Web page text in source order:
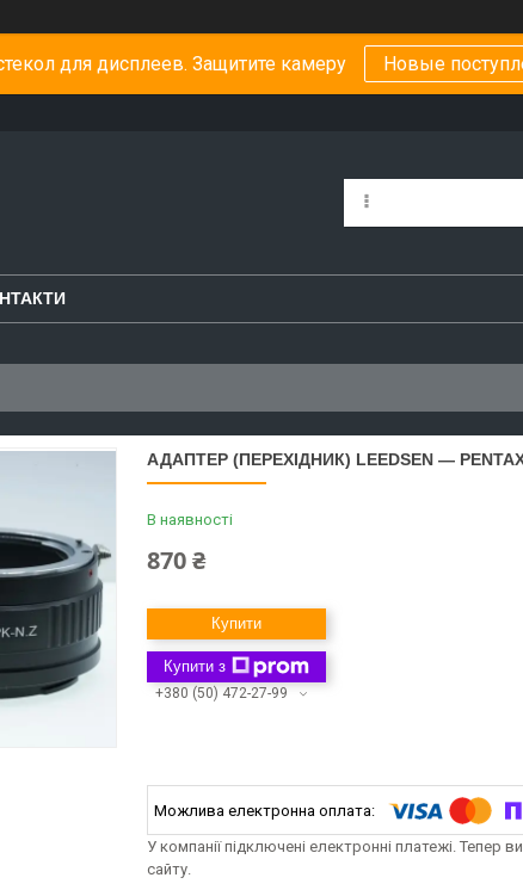
для дисплеев. Защитите камеру Новые
АДАПТЕР (ПЕРЕХІДНИК) LEEDSEN —
В наявності
870 ₴
Купити
Купити з
+380 (50) 472-27-99
У компанії підключені електронні платежі.
сайту.